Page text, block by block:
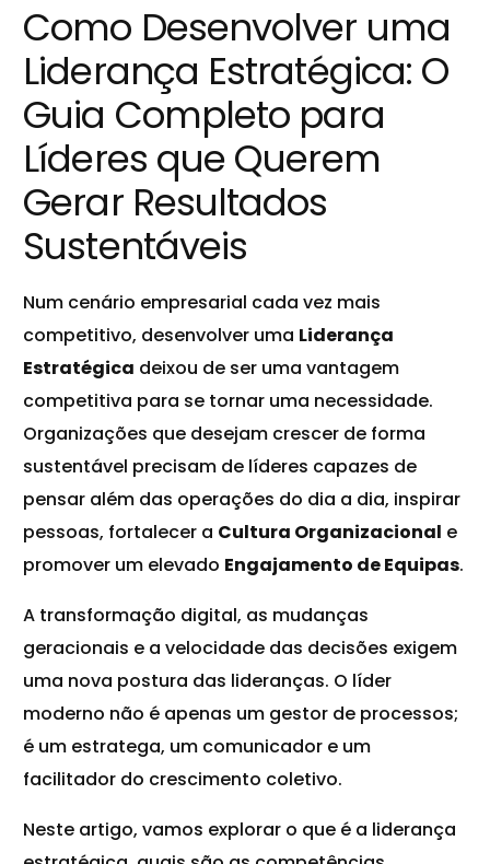
Como Desenvolver uma
Liderança Estratégica: O
Guia Completo para
Líderes que Querem
Gerar Resultados
Sustentáveis
Num cenário empresarial cada vez mais
competitivo, desenvolver uma Liderança
Estratégica deixou de ser uma vantagem
competitiva para se tornar uma necessidade.
Organizações que desejam crescer de forma
sustentável precisam de líderes capazes de
pensar além das operações do dia a dia, inspirar
pessoas, fortalecer a Cultura Organizacional e
promover um elevado Engajamento de Equipas.
A transformação digital, as mudanças
geracionais e a velocidade das decisões exigem
uma nova postura das lideranças. O líder
moderno não é apenas um gestor de processos;
é um estratega, um comunicador e um
facilitador do crescimento coletivo.
Neste artigo, vamos explorar o que é a liderança